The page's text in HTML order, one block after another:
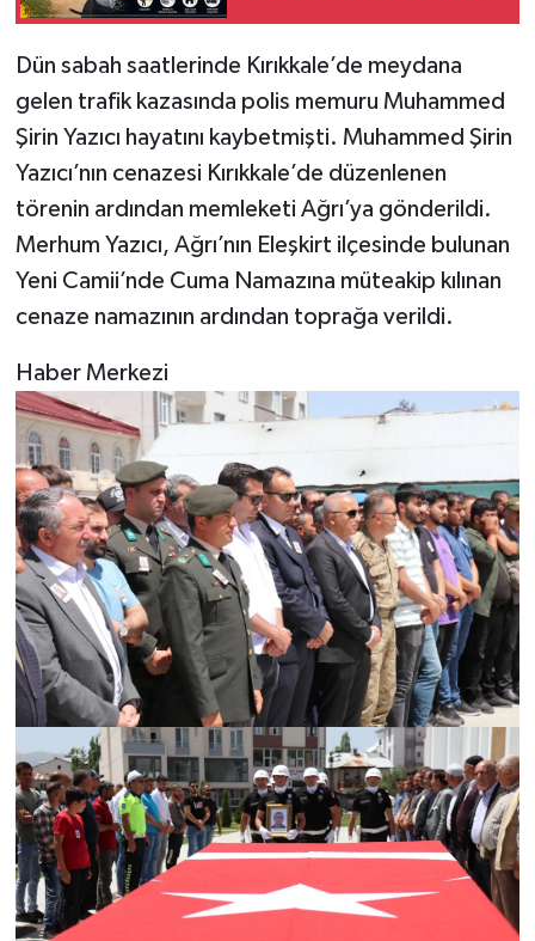
Dün sabah saatlerinde Kırıkkale’de meydana
gelen trafik kazasında polis memuru Muhammed
Şirin Yazıcı hayatını kaybetmişti. Muhammed Şirin
Yazıcı’nın cenazesi Kırıkkale’de düzenlenen
törenin ardından memleketi Ağrı’ya gönderildi.
Merhum Yazıcı, Ağrı’nın Eleşkirt ilçesinde bulunan
Yeni Camii’nde Cuma Namazına müteakip kılınan
cenaze namazının ardından toprağa verildi.
Haber Merkezi